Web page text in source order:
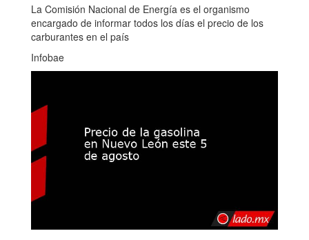
La Comisión Nacional de Energía es el organismo
encargado de informar todos los días el precio de los
carburantes en el país
Infobae